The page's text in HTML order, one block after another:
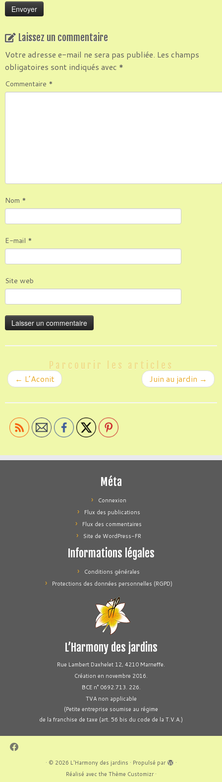
Laissez un commentaire
Votre adresse e-mail ne sera pas publiée. Les champs
obligatoires sont indiqués avec *
Commentaire *
Nom *
E-mail *
Site web
Parcourir les articles
← L’Aconit Juin au jardin →
Méta
Connexion
Flux des publications
Flux des commentaires
Site de WordPress-FR
Informations légales
Conditions générales
Protections des données personnelles (RGPD)
L’Harmony des jardins
Rue Lambert Daxhelet 12, 4210 Marneffe.
Création en novembre 2016.
BCE n° 0692.713. 226.
TVA non applicable
(Petite entreprise soumise au régime
de la franchise de taxe (art. 56 bis du code de la T.V.A.)
· © 2026 L'Harmony des jardins · Propulsé par
·
Réalisé avec the Thème Customizr·